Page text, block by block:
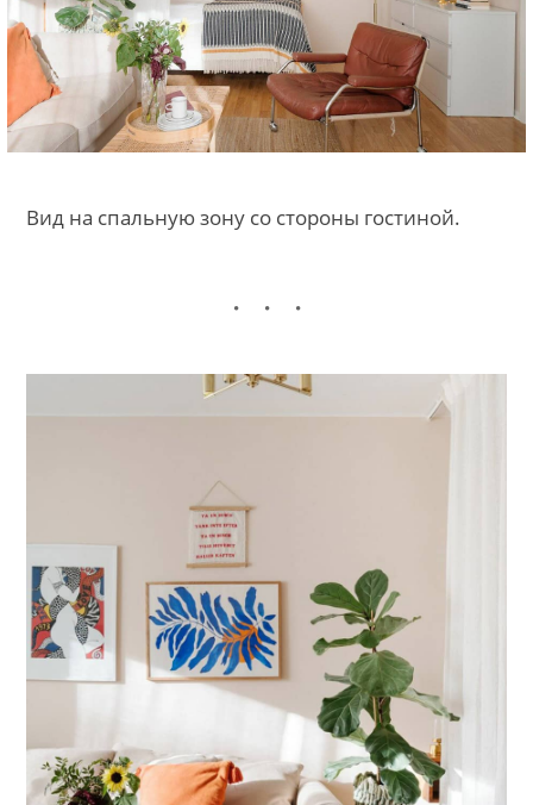
Вид на спальную зону со стороны гостиной.